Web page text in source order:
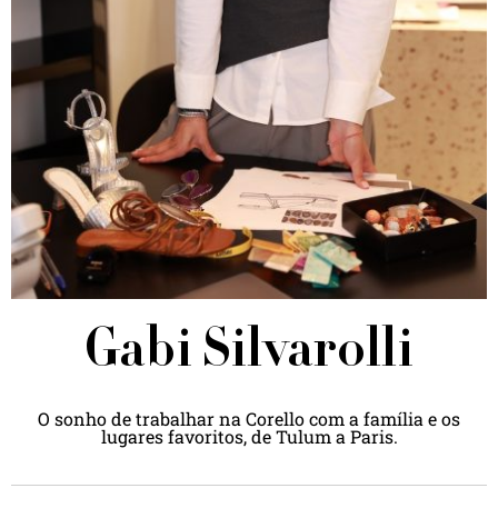
Gabi Silvarolli
O sonho de trabalhar na Corello com a família e os
lugares favoritos, de Tulum a Paris.